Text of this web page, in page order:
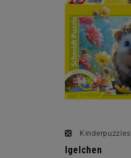
Kinderpuzzles
Igelchen